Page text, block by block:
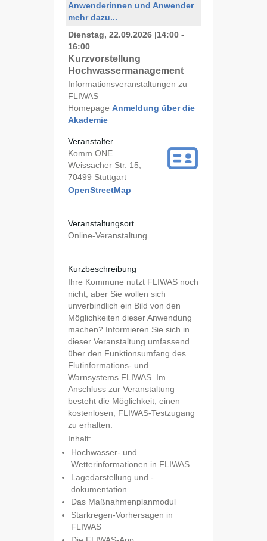
Anwenderinnen und Anwender
mehr dazu...
Dienstag, 22.09.2026 |14:00 -
16:00
Kurzvorstellung
Hochwassermanagement
Informationsveranstaltungen zu
FLIWAS
Homepage Anmeldung über die
Akademie
Veranstalter
Komm.ONE
Weissacher Str. 15,
70499 Stuttgart
OpenStreetMap
Veranstaltungsort
Online-Veranstaltung
Kurzbeschreibung
Ihre Kommune nutzt FLIWAS noch
nicht, aber Sie wollen sich
unverbindlich ein Bild von den
Möglichkeiten dieser Anwendung
machen? Informieren Sie sich in
dieser Veranstaltung umfassend
über den Funktionsumfang des
Flutinformations- und
Warnsystems FLIWAS. Im
Anschluss zur Veranstaltung
besteht die Möglichkeit, einen
kostenlosen, FLIWAS-Testzugang
zu erhalten.
Inhalt:
Hochwasser- und
Wetterinformationen in FLIWAS
Lagedarstellung und -
dokumentation
Das Maßnahmenplanmodul
Starkregen-Vorhersagen in
FLIWAS